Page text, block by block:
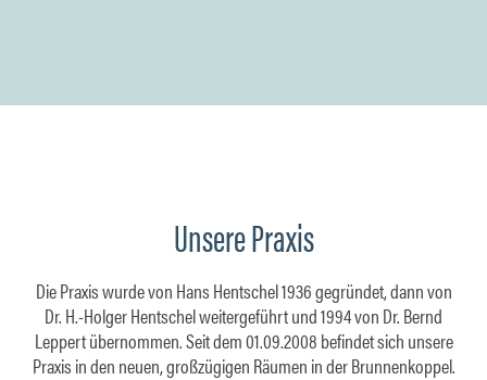
Unsere Praxis
Die Praxis wurde von Hans Hentschel 1936 gegründet, dann von
Dr. H.-Holger Hentschel weitergeführt und 1994 von Dr. Bernd
Leppert übernommen. Seit dem 01.09.2008 befindet sich unsere
Praxis in den neuen, großzügigen Räumen in der Brunnenkoppel.